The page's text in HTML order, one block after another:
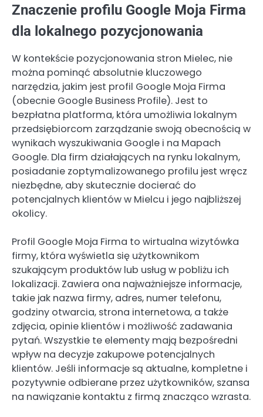
Znaczenie profilu Google Moja Firma
dla lokalnego pozycjonowania
W kontekście pozycjonowania stron Mielec, nie
można pominąć absolutnie kluczowego
narzędzia, jakim jest profil Google Moja Firma
(obecnie Google Business Profile). Jest to
bezpłatna platforma, która umożliwia lokalnym
przedsiębiorcom zarządzanie swoją obecnością w
wynikach wyszukiwania Google i na Mapach
Google. Dla firm działających na rynku lokalnym,
posiadanie zoptymalizowanego profilu jest wręcz
niezbędne, aby skutecznie docierać do
potencjalnych klientów w Mielcu i jego najbliższej
okolicy.
Profil Google Moja Firma to wirtualna wizytówka
firmy, która wyświetla się użytkownikom
szukającym produktów lub usług w pobliżu ich
lokalizacji. Zawiera ona najważniejsze informacje,
takie jak nazwa firmy, adres, numer telefonu,
godziny otwarcia, strona internetowa, a także
zdjęcia, opinie klientów i możliwość zadawania
pytań. Wszystkie te elementy mają bezpośredni
wpływ na decyzje zakupowe potencjalnych
klientów. Jeśli informacje są aktualne, kompletne i
pozytywnie odbierane przez użytkowników, szansa
na nawiązanie kontaktu z firmą znacząco wzrasta.